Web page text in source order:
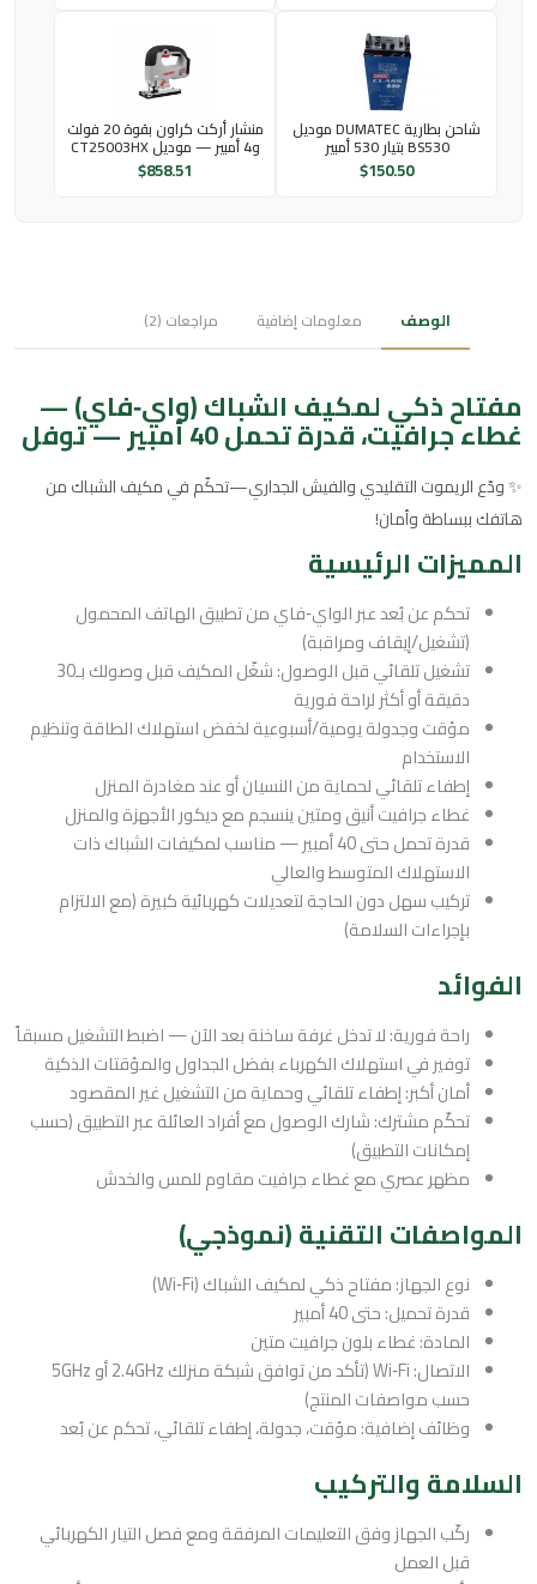
شاحن بطارية DUMATEC موديل
BS530 بتيار 530 أمبير
$150.50
منشار أركت كراون بقوة 20 فولت
و4 أمبير — موديل CT25003HX
$858.51
الوصف معلومات إضافية مراجعات (2)
مفتاح ذكي لمكيف الشباك (واي‑فاي) —
غطاء جرافيت، قدرة تحمل 40 أمبير — توفل
✨ ودّع الريموت التقليدي والفيش الجداري—تحكّم في مكيف الشباك من
هاتفك ببساطة وأمان!
المميزات الرئيسية
تحكم عن بُعد عبر الواي‑فاي من تطبيق الهاتف المحمول
(تشغيل/إيقاف ومراقبة)
تشغيل تلقائي قبل الوصول: شغّل المكيف قبل وصولك بـ30
دقيقة أو أكثر لراحة فورية
مؤقت وجدولة يومية/أسبوعية لخفض استهلاك الطاقة وتنظيم
الاستخدام
إطفاء تلقائي لحماية من النسيان أو عند مغادرة المنزل
غطاء جرافيت أنيق ومتين ينسجم مع ديكور الأجهزة والمنزل
قدرة تحمل حتى 40 أمبير — مناسب لمكيفات الشباك ذات
الاستهلاك المتوسط والعالي
تركيب سهل دون الحاجة لتعديلات كهربائية كبيرة (مع الالتزام
بإجراءات السلامة)
الفوائد
راحة فورية: لا تدخل غرفة ساخنة بعد الآن — اضبط التشغيل مسبقاً
توفير في استهلاك الكهرباء بفضل الجداول والمؤقتات الذكية
أمان أكبر: إطفاء تلقائي وحماية من التشغيل غير المقصود
تحكّم مشترك: شارك الوصول مع أفراد العائلة عبر التطبيق (حسب
إمكانات التطبيق)
مظهر عصري مع غطاء جرافيت مقاوم للمس والخدش
المواصفات التقنية (نموذجي)
نوع الجهاز: مفتاح ذكي لمكيف الشباك (Wi‑Fi)
قدرة تحميل: حتى 40 أمبير
المادة: غطاء بلون جرافيت متين
الاتصال: Wi‑Fi (تأكد من توافق شبكة منزلك 2.4GHz أو 5GHz
حسب مواصفات المنتج)
وظائف إضافية: مؤقت، جدولة، إطفاء تلقائي، تحكم عن بُعد
السلامة والتركيب
ركّب الجهاز وفق التعليمات المرفقة ومع فصل التيار الكهربائي
قبل العمل